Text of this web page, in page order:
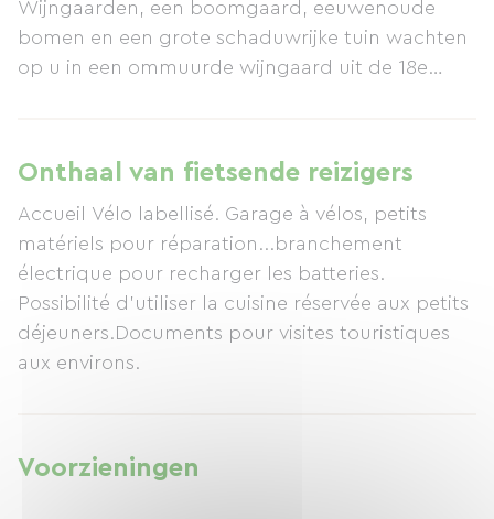
Wijngaarden, een boomgaard, eeuwenoude
bomen en een grote schaduwrijke tuin wachten
op u in een ommuurde wijngaard uit de 18e
van de wijnen van het domein worden ter
plaatse aangeboden.
Onthaal van fietsende reizigers
Accueil Vélo labellisé. Garage à vélos, petits
matériels pour réparation...branchement
électrique pour recharger les batteries.
Possibilité d'utiliser la cuisine réservée aux petits
déjeuners.Documents pour visites touristiques
aux environs.
Voorzieningen